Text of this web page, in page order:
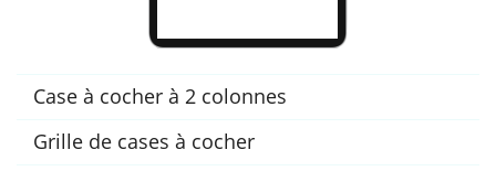
Case à cocher à 2 colonnes
Grille de cases à cocher